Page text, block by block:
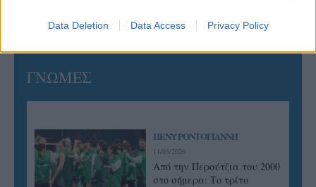
Data Deletion Data Access Privacy Policy
ΓΝΩΜΕΣ
ΠΕΝΥ ΡΟΝΤΟΓΙΑΝΝΗ
11/03/2026
Από την Περούτζια του 2000
στο σήμερα: Tο τρίτο